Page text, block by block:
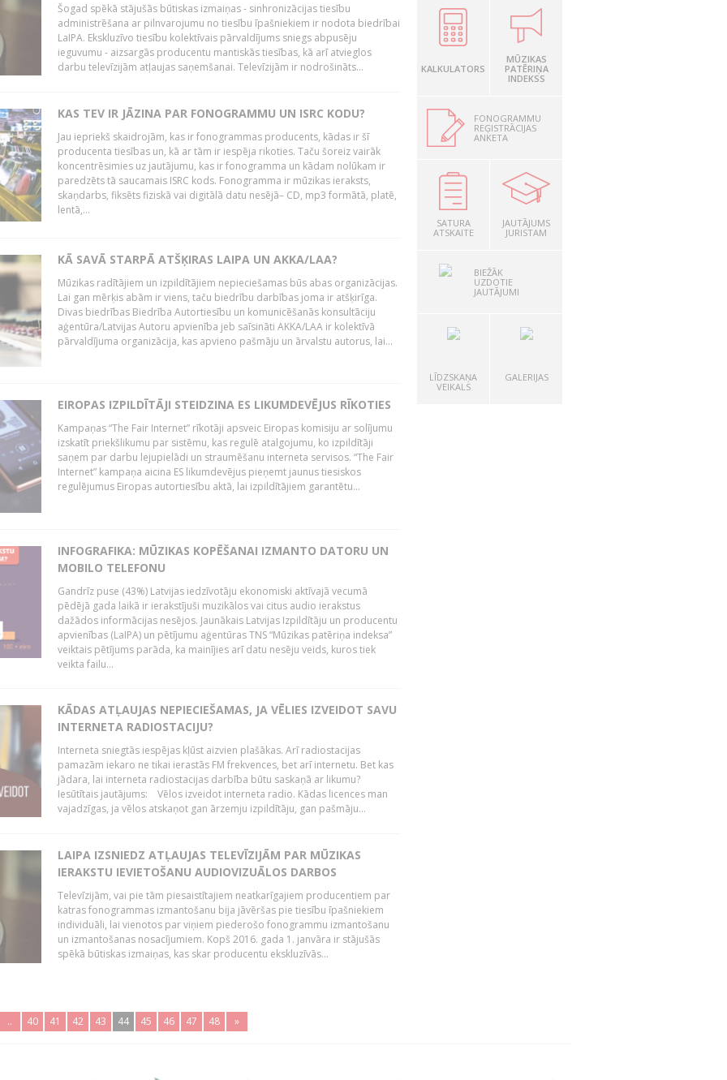
Šogad spēkā stājušās būtiskas izmaiņas - sinhronizācijas tiesību
administrēšana ar pilnvarojumu no tiesību īpašniekiem ir nodota biedrībai
LaIPA. Ekskluzīvo tiesību kolektīvais pārvaldījums sniegs abpusēju
ieguvumu - aizsargās producentu mantiskās tiesības, kā arī atvieglos
darbu televīzijām atļaujas saņemšanai. Televīzijām ir nodrošināts...
KAS TEV IR JĀZINA PAR FONOGRAMMU UN ISRC KODU?
Jau iepriekš skaidrojām, kas ir fonogrammas producents, kādas ir šī
producenta tiesības un, kā ar tām ir iespēja rikoties. Taču šoreiz vairāk
koncentrēsimies uz jautājumu, kas ir fonogramma un kādam nolūkam ir
paredzēts tā saucamais ISRC kods. Fonogramma ir mūzikas ieraksts,
skaņdarbs, fiksēts fiziskā vai digitālā datu nesējā– CD, mp3 formātā, platē,
lentā,...
KĀ SAVĀ STARPĀ ATŠĶIRAS LAIPA UN AKKA/LAA?
Mūzikas radītājiem un izpildītājiem nepieciešamas būs abas organizācijas.
Lai gan mērķis abām ir viens, taču biedrību darbības joma ir atšķirīga.
Divas biedrības Biedrība Autortiesību un komunicēšanās konsultāciju
aģentūra/Latvijas Autoru apvienība jeb saīsināti AKKA/LAA ir kolektīvā
pārvaldījuma organizācija, kas apvieno pašmāju un ārvalstu autorus, lai...
EIROPAS IZPILDĪTĀJI STEIDZINA ES LIKUMDEVĒJUS RĪKOTIES
Kampaņas “The Fair Internet” rīkotāji apsveic Eiropas komisiju ar solījumu
izskatīt priekšlikumu par sistēmu, kas regulē atalgojumu, ko izpildītāji
saņem par darbu lejupielādi un straumēšanu interneta servisos. “The Fair
Internet” kampaņa aicina ES likumdevējus pieņemt jaunus tiesiskos
regulējumus Eiropas autortiesību aktā, lai izpildītājiem garantētu...
INFOGRAFIKA: MŪZIKAS KOPĒŠANAI IZMANTO DATORU UN
MOBILO TELEFONU
Gandrīz puse (43%) Latvijas iedzīvotāju ekonomiski aktīvajā vecumā
pēdējā gada laikā ir ierakstījuši muzikālos vai citus audio ierakstus
dažādos informācijas nesējos. Jaunākais Latvijas Izpildītāju un producentu
apvienības (LaIPA) un pētījumu aģentūras TNS “Mūzikas patēriņa indeksa”
veiktais pētījums parāda, ka mainījies arī datu nesēju veids, kuros tiek
veikta failu...
KĀDAS ATĻAUJAS NEPIECIEŠAMAS, JA VĒLIES IZVEIDOT SAVU
INTERNETA RADIOSTACIJU?
Interneta sniegtās iespējas kļūst aizvien plašākas. Arī radiostacijas
pamazām iekaro ne tikai ierastās FM frekvences, bet arī internetu. Bet kas
jādara, lai interneta radiostacijas darbība būtu saskaņā ar likumu?
Iesūtītais jautājums: Vēlos izveidot interneta radio. Kādas licences man
vajadzīgas, ja vēlos atskaņot gan ārzemju izpildītāju, gan pašmāju...
LAIPA IZSNIEDZ ATĻAUJAS TELEVĪZIJĀM PAR MŪZIKAS
IERAKSTU IEVIETOŠANU AUDIOVIZUĀLOS DARBOS
Televīzijām, vai pie tām piesaistītajiem neatkarīgajiem producentiem par
katras fonogrammas izmantošanu bija jāvēršas pie tiesību īpašniekiem
individuāli, lai vienotos par viņiem piederošo fonogrammu izmantošanu
un izmantošanas nosacījumiem. Kopš 2016. gada 1. janvāra ir stājušās
spēkā būtiskas izmaiņas, kas skar producentu ekskluzīvās...
.. 40 41 42 43 44 45 46 47 48 »
KALKULATORS
MŪZIKAS
PATĒRIŅA
INDEKSS
FONOGRAMMU
REĢISTRĀCIJAS
ANKETA
SATURA
ATSKAITE
JAUTĀJUMS
JURISTAM
BIEŽĀK
UZDOTIE
JAUTĀJUMI
LĪDZSKAŅA
VEIKALS
GALERIJAS